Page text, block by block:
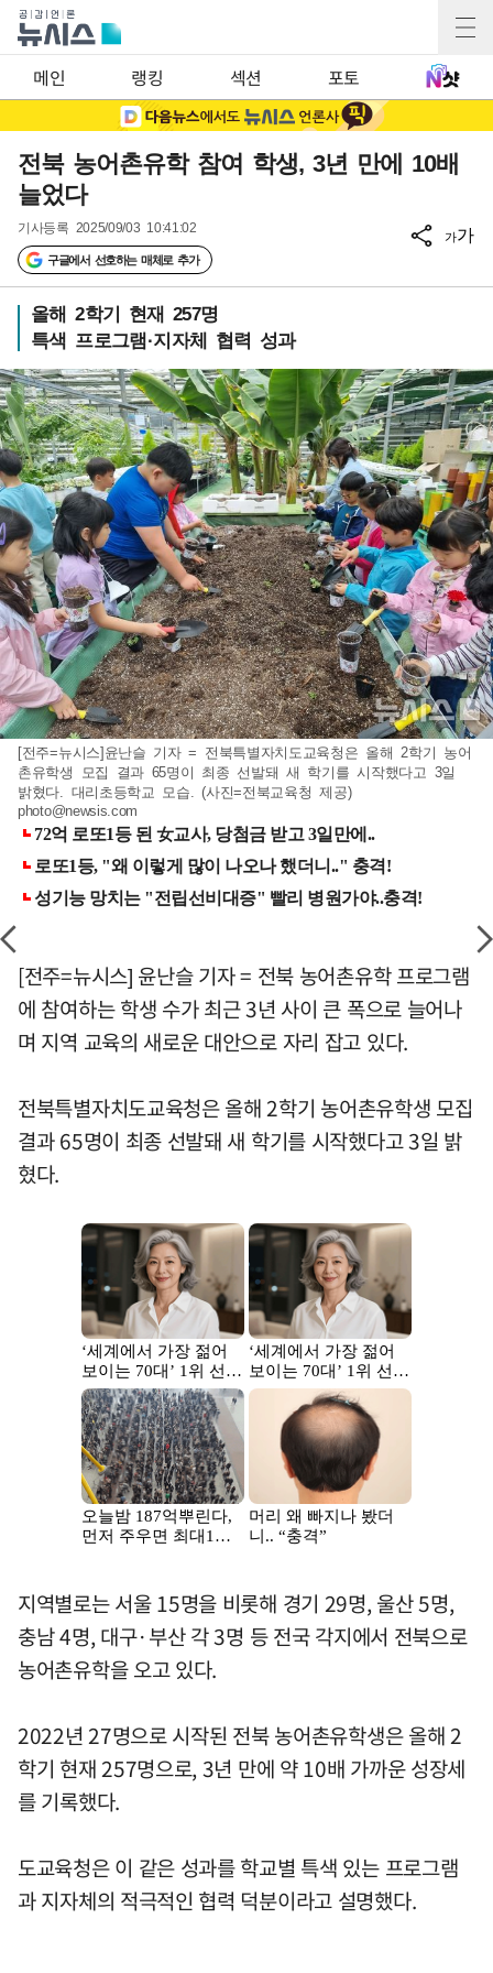
메인 랭킹 섹션 포토
전북 농어촌유학 참여 학생, 3년 만에 10배
늘었다
기사등록 2025/09/03 10:41:02
구글에서 선호하는 매체로 추가
가가
올해 2학기 현재 257명
특색 프로그램·지자체 협력 성과
[전주=뉴시스]윤난슬 기자 = 전북특별자치도교육청은 올해 2학기 농어
촌유학생 모집 결과 65명이 최종 선발돼 새 학기를 시작했다고 3일
밝혔다. 대리초등학교 모습. (사진=전북교육청 제공)
photo@newsis.com
[전주=뉴시스] 윤난슬 기자 = 전북 농어촌유학 프로그램
에 참여하는 학생 수가 최근 3년 사이 큰 폭으로 늘어나
며 지역 교육의 새로운 대안으로 자리 잡고 있다.
전북특별자치도교육청은 올해 2학기 농어촌유학생 모집
결과 65명이 최종 선발돼 새 학기를 시작했다고 3일 밝
혔다.
지역별로는 서울 15명을 비롯해 경기 29명, 울산 5명,
충남 4명, 대구·부산 각 3명 등 전국 각지에서 전북으로
농어촌유학을 오고 있다.
2022년 27명으로 시작된 전북 농어촌유학생은 올해 2
학기 현재 257명으로, 3년 만에 약 10배 가까운 성장세
를 기록했다.
도교육청은 이 같은 성과를 학교별 특색 있는 프로그램
과 지자체의 적극적인 협력 덕분이라고 설명했다.